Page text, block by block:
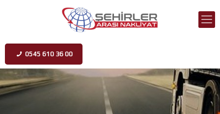
0545 610 36 00